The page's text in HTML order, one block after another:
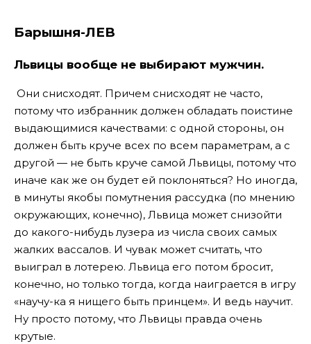
Барышня-ЛЕВ
Львицы вообще не выбирают мужчин.
Они снисходят. Причем снисходят не часто,
потому что избранник должен обладать поистине
выдающимися качествами: с одной стороны, он
должен быть круче всех по всем параметрам, а с
другой — не быть круче самой Львицы, потому что
иначе как же он будет ей поклоняться? Но иногда,
в минуты якобы помутнения рассудка (по мнению
окружающих, конечно), Львица может снизойти
до какого-нибудь лузера из числа своих самых
жалких вассалов. И чувак может считать, что
выиграл в лотерею. Львица его потом бросит,
конечно, но только тогда, когда наиграется в игру
«научу-ка я нищего быть принцем». И ведь научит.
Ну просто потому, что Львицы правда очень
крутые.